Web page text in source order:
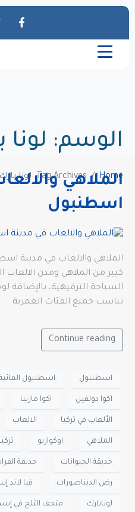
الوسم: لونا
Home Tag Archives: لونا باركالملاهي
اسطنبول
الملاهي والالعاب في مدينة
كبير من الملاهي ومدن الالعاب
السياحة الترفيهية، بالإضافة
تناسب جميع الفئات العمرية
Continue reading
اسطنبول اسطنبول
اكوا دولفين اكوا مارينا
الألعاب في تركيا الالعاب
الملاهي اوكواريو تركيا
حديقة الحيوانات حديقة
رض الديناصورات فيا لاند
لونابارك متحف الثلج في